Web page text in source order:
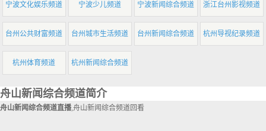
宁波文化娱乐频道 宁波少儿频道 宁波新闻综合频道 浙江台州影视频道
台州公共财富频道 台州城市生活频道 台州新闻综合频道 杭州导视纪录频道
杭州体育频道 杭州新闻综合频道
舟山新闻综合频道简介
舟山新闻综合频道直播,舟山新闻综合频道回看